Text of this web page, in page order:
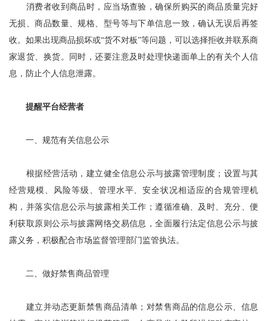
消费者收到商品时，应当场查验，确保所购买的商品质量完好
无损、商品数量、规格、型号等与下单信息一致，确认无误后再签
收。如果出现商品损坏或“货不对板”等问题，可以选择拒收并联系商
家退货、换货。同时，还要注意及时处理快递面单上的有关个人信
息，防止个人信息泄露。
提醒平台经营者
一、规范有关信息公示
根据经营活动，建立健全信息公示与披露管理制度；设置与其
经营规模、风险等级、管理水平、安全状况相适应的合规管理机
构，并落实信息公示与披露相关工作；遵循准确、及时、充分、便
利获取原则公示与披露网络交易信息，全面履行法定信息公示与披
露义务，积极配合市场监督管理部门监管执法。
二、做好禁售商品管理
建立并动态更新禁售商品清单；对禁售商品的信息公示、信息